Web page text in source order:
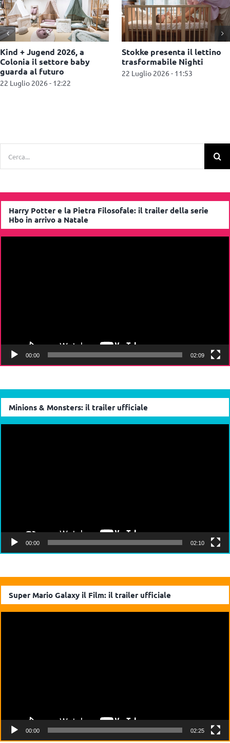
Lillydoo amplia la sua
offerta con la nuova linea
skincare
2 Luglio 2026 - 11:37
Generazione G, si rinnova il
sostegno alle famiglie
fragili
Harry Potter e la Pietra Filosofale: il trailer della serie
Hbo in arrivo a Natale
00:00 02:09
Minions & Monsters: il trailer ufficiale
00:00 02:10
Super Mario Galaxy il Film: il trailer ufficiale
00:00 02:25